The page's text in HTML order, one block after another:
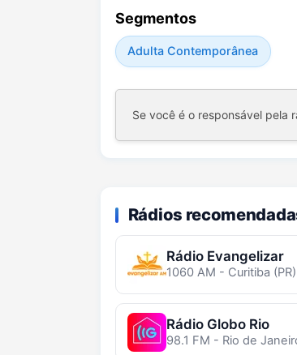
Segmentos
Adulta Contemporânea
Se você é o responsável pela
Rádios
Rádio Evangelizar
1060 AM - Curitiba (PR)
Rádio Globo Rio
98.1 FM - Rio de